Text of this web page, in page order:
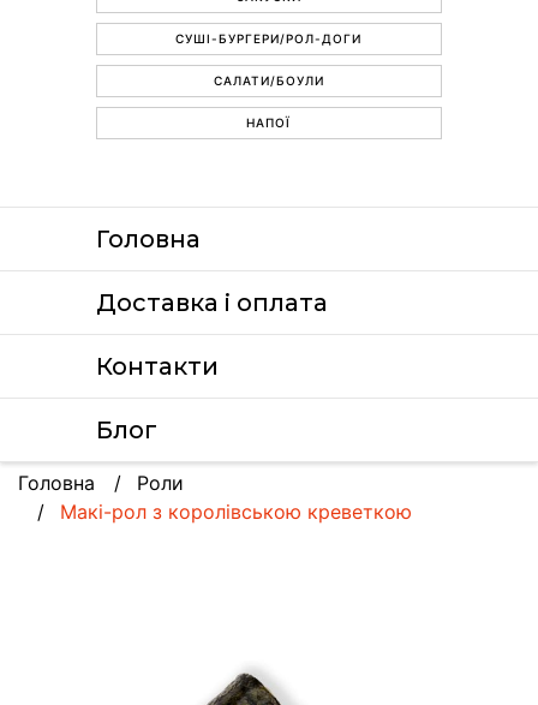
СУШІ-БУРГЕРИ/РОЛ-ДОГИ
САЛАТИ/БОУЛИ
НАПОЇ
Головна
Доставка i оплата
Контакти
Блог
Головна
Роли
Макі-рол з королівською креветкою